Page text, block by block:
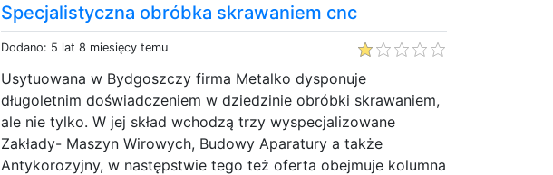
Specjalistyczna obróbka skrawaniem cnc
Dodano: 5 lat 8 miesięcy temu
Usytuowana w Bydgoszczy firma Metalko dysponuje
długoletnim doświadczeniem w dziedzinie obróbki skrawaniem,
ale nie tylko. W jej skład wchodzą trzy wyspecjalizowane
Zakłady- Maszyn Wirowych, Budowy Aparatury a także
Antykorozyjny, w następstwie tego też oferta obejmuje kolumna